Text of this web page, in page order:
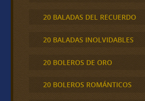
20 BALADAS DEL RECUERDO
20 BALADAS INOLVIDABLES
20 BOLEROS DE ORO
20 BOLEROS ROMÁNTICOS